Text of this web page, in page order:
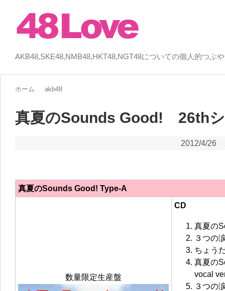
AKB48,SKE48,NMB48,HKT48,NGT48についての個人的つぶ
ホーム akb48
真夏のSounds Good! 26th
2012/4/26
真夏のSounds Good! Type-A
数量限定生産盤
CD
真夏の
３つの
ちょう
真夏の
vocal
３つの